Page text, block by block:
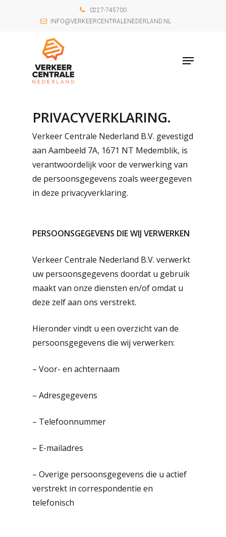
0227-745700
INFO@VERKEERCENTRALENEDERLAND.NL
PRIVACYVERKLARING.
Verkeer Centrale Nederland B.V. gevestigd
aan Aambeeld 7A, 1671 NT Medemblik, is
verantwoordelijk voor de verwerking van
de persoonsgegevens zoals weergegeven
in deze privacyverklaring.
PERSOONSGEGEVENS DIE WIJ VERWERKEN
Verkeer Centrale Nederland B.V. verwerkt
uw persoonsgegevens doordat u gebruik
maakt van onze diensten en/of omdat u
deze zelf aan ons verstrekt.
Hieronder vindt u een overzicht van de
persoonsgegevens die wij verwerken:
– Voor- en achternaam
– Adresgegevens
– Telefoonnummer
– E-mailadres
– Overige persoonsgegevens die u actief
verstrekt in correspondentie en
telefonisch